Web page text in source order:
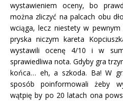
wystawieniem oceny, bo
można zliczyć na palcach obu
wciąga, lecz niestety w
pryska niczym kareta
wystawili ocenę 4/10 i w
sprawiedliwa nota. Gdyby gra
końca… eh, a szkoda. Ba! W
sposób poinformowali żeby
wątpię by po 20 latach ona